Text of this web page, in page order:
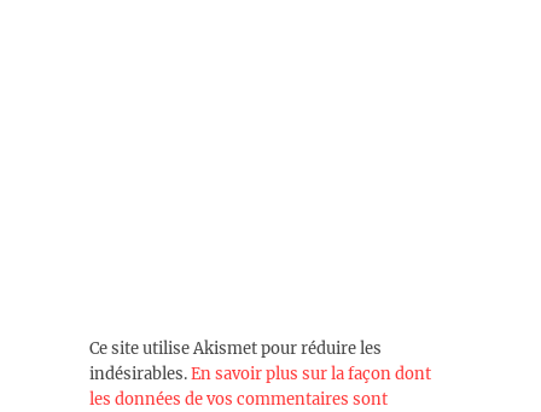
Ce site utilise Akismet pour réduire les
indésirables.En savoir plus sur la façon dont
les données de vos commentaires sont